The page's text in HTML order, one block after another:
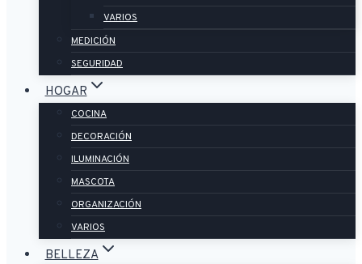
VARIOS
MEDICIÓN
SEGURIDAD
HOGAR
COCINA
DECORACIÓN
ILUMINACIÓN
MASCOTA
ORGANIZACIÓN
VARIOS
BELLEZA